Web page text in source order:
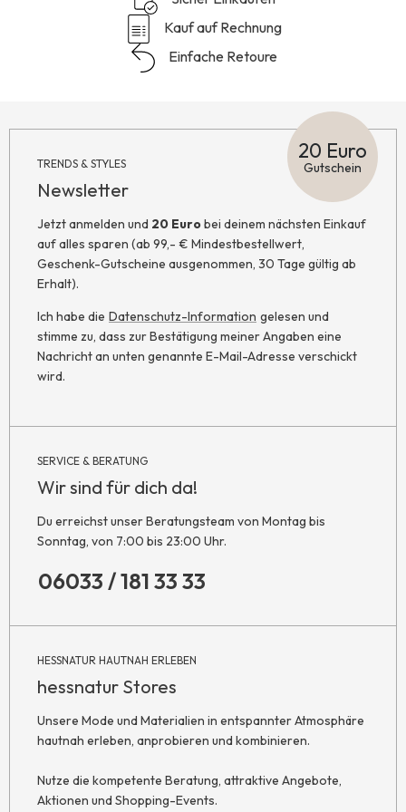
Kauf auf Rechnung
Einfache Retoure
TRENDS & STYLES
Newsletter
20 Euro
Gutschein
Jetzt anmelden und 20 Eurobei deinem nächsten Einkauf
auf alles sparen (ab 99,- € Mindestbestellwert,
Geschenk-Gutscheine ausgenommen, 30 Tage gültig ab
Erhalt).
Ich habe die Datenschutz-Information gelesen und
stimme zu, dass zur Bestätigung meiner Angaben eine
Nachricht an unten genannte E-Mail-Adresse verschickt
wird.
SERVICE & BERATUNG
Wir sind für dich da!
Du erreichst unser Beratungsteam von Montag bis
Sonntag, von 7:00 bis 23:00 Uhr.
06033 / 181 33 33
HESSNATUR HAUTNAH ERLEBEN
hessnatur Stores
Unsere Mode und Materialien in entspannter Atmosphäre
hautnah erleben, anprobieren und kombinieren.
Nutze die kompetente Beratung, attraktive Angebote,
Aktionen und Shopping-Events.